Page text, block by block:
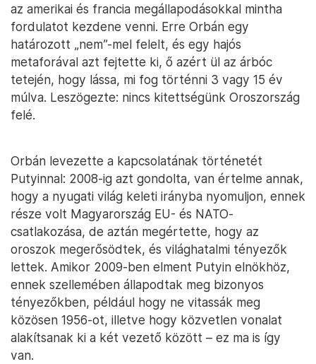
az amerikai és francia megállapodásokkal mintha
fordulatot kezdene venni. Erre Orbán egy
határozott „nem”-mel felelt, és egy hajós
metaforával azt fejtette ki, ő azért ül az árbóc
tetején, hogy lássa, mi fog történni 3 vagy 15 év
múlva. Leszögezte: nincs kitettségünk Oroszország
felé.
Orbán levezette a kapcsolatának történetét
Putyinnal: 2008-ig azt gondolta, van értelme annak,
hogy a nyugati világ keleti irányba nyomuljon, ennek
része volt Magyarország EU- és NATO-
csatlakozása, de aztán megértette, hogy az
oroszok megerősödtek, és világhatalmi tényezők
lettek. Amikor 2009-ben elment Putyin elnökhöz,
ennek szellemében állapodtak meg bizonyos
tényezőkben, például hogy ne vitassák meg
közösen 1956-ot, illetve hogy közvetlen vonalat
alakítsanak ki a két vezető között – ez ma is így
van.